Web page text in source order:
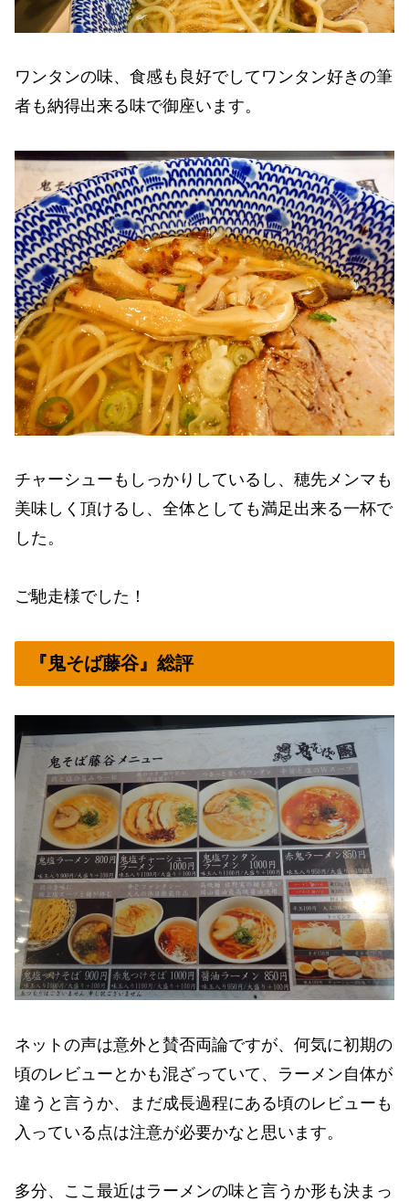
ワンタンの味、食感も良好でしてワンタン好きの筆
者も納得出来る味で御座います。
チャーシューもしっかりしているし、穂先メンマも
美味しく頂けるし、全体としても満足出来る一杯で
した。
ご馳走様でした！
『鬼そば藤谷』総評
ネットの声は意外と賛否両論ですが、何気に初期の
頃のレビューとかも混ざっていて、ラーメン自体が
違うと言うか、まだ成長過程にある頃のレビューも
入っている点は注意が必要かなと思います。
多分、ここ最近はラーメンの味と言うか形も決まっ